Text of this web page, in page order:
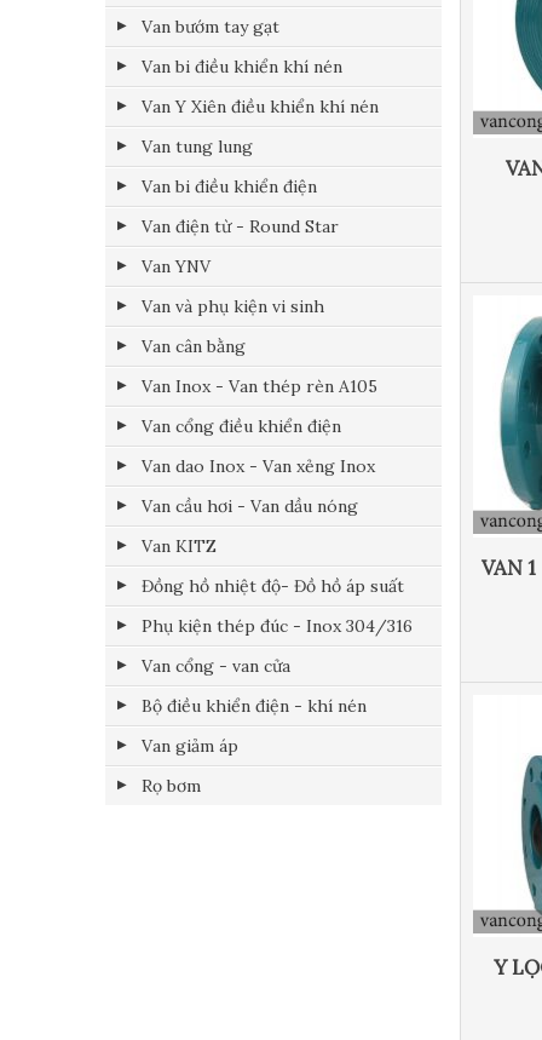
VAN
Y
Van bướm tay gạt
Van bi điều khiển khí nén
Van Y Xiên điều khiển khí nén
Van tung lung
Van bi điều khiển điện
Van điện từ - Round Star
Van YNV
Van và phụ kiện vi sinh
Van cân bằng
Van Inox - Van thép rèn A105
Van cổng điều khiển điện
Van dao Inox - Van xẻng Inox
Van cầu hơi - Van dầu nóng
Van KITZ
Đồng hồ nhiệt độ- Đồ hồ áp suất
Phụ kiện thép đúc - Inox 304/316
Van cổng - van cửa
Bộ điều khiển điện - khí nén
Van giảm áp
Rọ bơm